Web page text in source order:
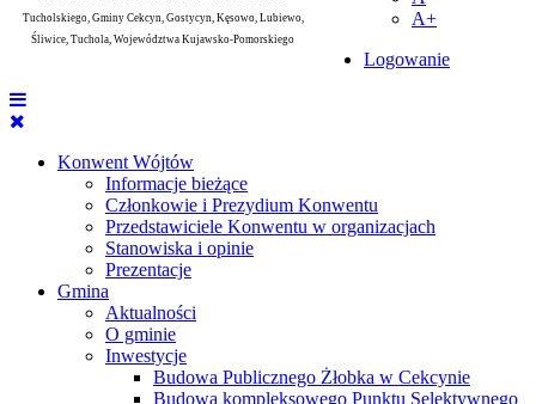
A+
Logowanie
Konwent Wójtów
Informacje bieżące
Członkowie i Prezydium Konwentu
Przedstawiciele Konwentu w organizacjach
Stanowiska i opinie
Prezentacje
Gmina
Aktualności
O gminie
Inwestycje
Budowa Publicznego Żłobka w Cekcynie
Budowa kompleksowego Punktu Selektywnego
Tucholskiego, Gminy Cekcyn, Gostycyn, Kęsowo, Lubiewo,
Śliwice, Tuchola, Województwa Kujawsko-Pomorskiego